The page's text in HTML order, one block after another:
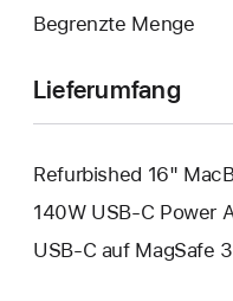
Begrenzte Menge
Lieferumfang
Refurbished 16"
140W USB‑C Power
USB‑C auf MagSafe